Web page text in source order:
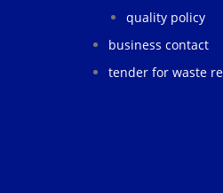
quality policy
business contact
tender for waste